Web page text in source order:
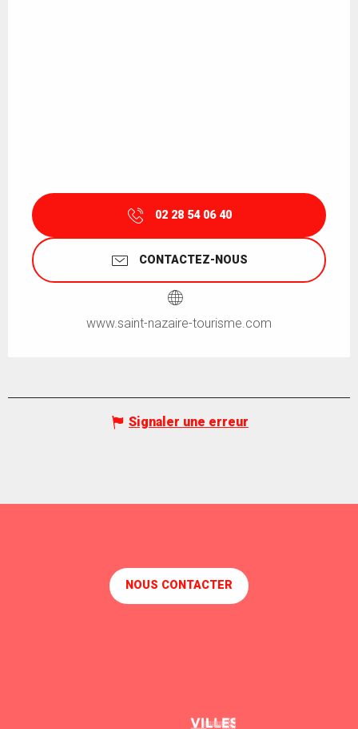
02 28 54 06 40
CONTACTEZ-NOUS
www.saint-nazaire-tourisme.com
Signaler une erreur
NOUS CONTACTER